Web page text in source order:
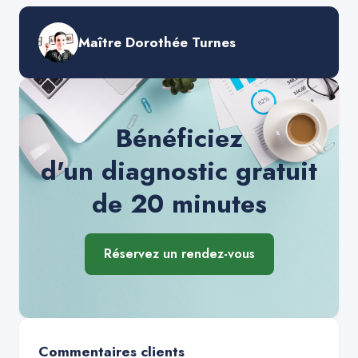
Maître Dorothée Turnes
Bénéficiez
d'un diagnostic gratuit
de 20 minutes
Réservez un rendez-vous
Commentaires clients